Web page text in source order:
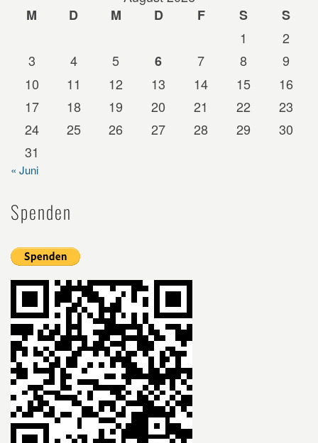
M
D M D F S
S
1
2
3
4 5 6 7 8
9
10
11 12 13 14 15
16
17
18 19 20 21 22
23
24
25 26 27 28 29
30
31
« Juni
Spenden